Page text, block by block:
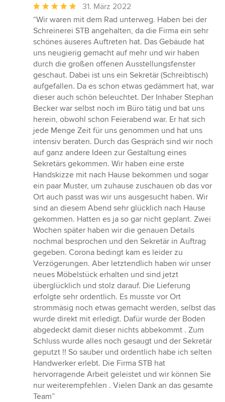
Durchschnittliche
Bewertung:
5
von
5
Sternen
31. März 2022
“Wir waren mit dem Rad unterweg. Haben bei der
Schreinerei STB angehalten, da die Firma ein sehr
schönes äuseres Auftreten hat. Das Gebäude hat
uns neugierig gemacht auf mehr und wir haben
durch die großen offenen Ausstellungsfenster
geschaut. Dabei ist uns ein Sekretär (Schreibtisch)
aufgefallen. Da es schon etwas gedämmert hat, war
dieser auch schön beleuchtet. Der Inhaber Stephan
Becker war selbst noch im Büro tätig und bat uns
herein, obwohl schon Feierabend war. Er hat sich
jede Menge Zeit für uns genommen und hat uns
intensiv beraten. Durch das Gespräch sind wir noch
auf ganz andere Ideen zur Gestaltung eines
Sekretärs gekommen. Wir haben eine erste
Handskizze mit nach Hause bekommen und sogar
ein paar Muster, um zuhause zuschauen ob das vor
Ort auch passt was wir uns ausgesucht haben. Wir
sind an diesem Abend sehr glücklich nach Hause
gekommen. Hatten es ja so gar nicht geplant. Zwei
Wochen später haben wir die genauen Details
nochmal besprochen und den Sekretär in Auftrag
gegeben. Corona bedingt kam es leider zu
Verzögerungen. Aber letztendlich haben wir unser
neues Möbelstück erhalten und sind jetzt
überglücklich und stolz darauf. Die Lieferung
erfolgte sehr ordentlich. Es musste vor Ort
strommäsig noch etwas gemacht werden, selbst das
wurde direkt mit erledigt. Dafür wurde der Boden
abgedeckt damit dieser nichts abbekommt . Zum
Schluss wurde alles noch gesaugt und der Sekretär
geputzt !! So sauber und ordentlich habe ich selten
Handwerker erlebt. Die Firma STB hat
hervorragende Arbeit geleistet und wir können Sie
nur weiterempfehlen . Vielen Dank an das gesamte
Team”